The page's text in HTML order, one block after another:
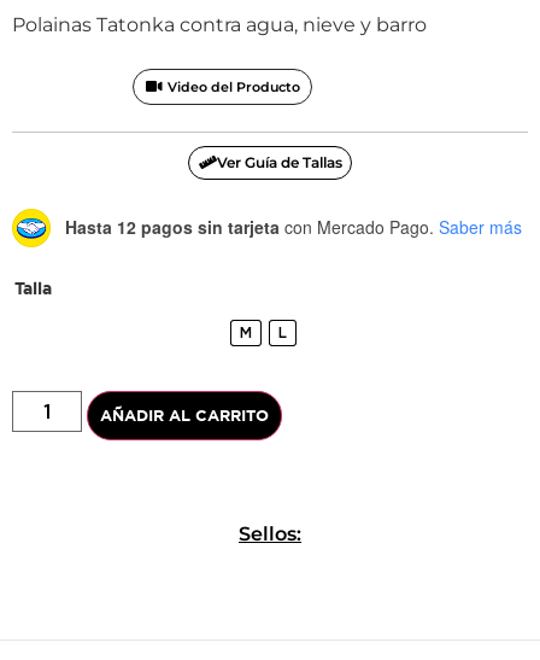
Polainas Tatonka contra agua, nieve y barro
Video del Producto
Ver Guía de Tallas
Hasta 12 pagos sin tarjeta con Mercado Pago. Saber más
Talla
M L
AÑADIR AL CARRITO
Sellos: